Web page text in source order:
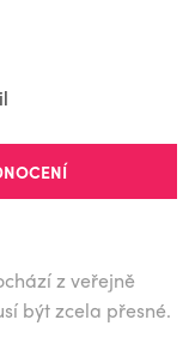
z veřejně
být zcela přesné.